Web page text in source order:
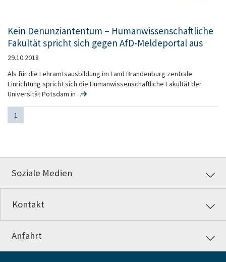
Kein Denunziantentum – Humanwissenschaftliche
Fakultät spricht sich gegen AfD-Meldeportal aus
29.10.2018
Als für die Lehramtsausbildung im Land Brandenburg zentrale
Einrichtung spricht sich die Humanwissenschaftliche Fakultät der
Universität Potsdam in …
1
Soziale Medien
Kontakt
Anfahrt